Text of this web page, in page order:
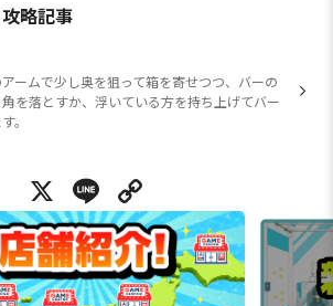
略記事
ームで少し奥を狙って箱を寄せつつ、バーの
を落とすか、浮いている方を持ち上げてバー
。
X Line